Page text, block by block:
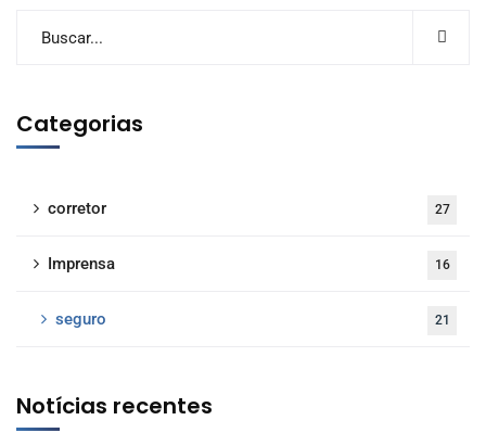
Categorias
corretor 27
Imprensa 16
seguro 21
Notícias recentes